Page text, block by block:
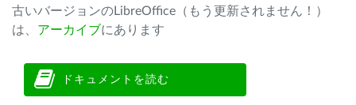
古いバージョンのLibreOffice（もう更新されません！）
は、 アーカイブにあります
ドキュメントを読む